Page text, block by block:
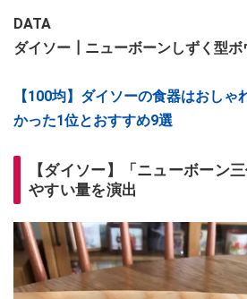
DATA
ダイソー┃ニューボーンしずく型ボ
【100均】ダイソーの食器はおしゃ
かった1位とおすすめ9選
【ダイソー】「ニューボーン
やすい量を演出